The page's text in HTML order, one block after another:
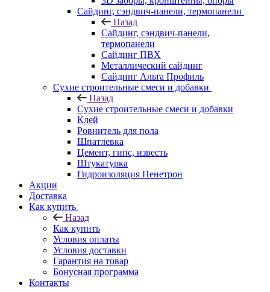
Cайдинг, сэндвич-панели, термопанели
Назад
Cайдинг, сэндвич-панели,
термопанели
Сайдинг ПВХ
Металлический сайдинг
Сайдинг Альта Профиль
Сухие строительные смеси и добавки
Назад
Сухие строительные смеси и добавки
Клей
Ровнитель для пола
Шпатлевка
Цемент, гипс, известь
Штукатурка
Гидроизоляция Пенетрон
Акции
Доставка
Как купить
Назад
Как купить
Условия оплаты
Условия доставки
Гарантия на товар
Бонусная программа
Контакты